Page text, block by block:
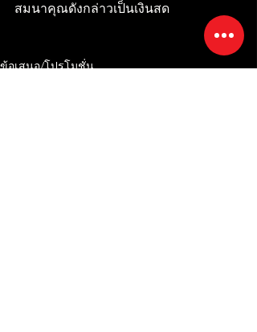
สมนาคุณดังกล่าวเป็นเงินสด
ข้อเสนอ/โปรโมชั่น